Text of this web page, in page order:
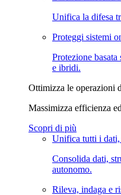
Unifica la difesa
Proteggi sistemi
Protezione
e ibridi.
Ottimizza le operazioni
Massimizza efficienza
Scopri di più
Unifica tutti i dati,
Consolida dati,
autonomo.
Rileva, indaga e